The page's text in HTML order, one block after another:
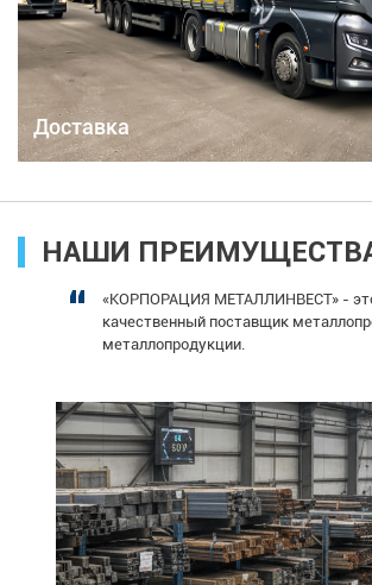
Доставка
НАШИ
“
«КОРПОРАЦИЯ МЕТАЛЛИНВЕСТ» -
качественный поставщик
металлопродукции.